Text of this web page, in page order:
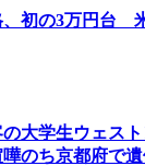
、初の3万円台
大学生ウェス
のち京都府で遺